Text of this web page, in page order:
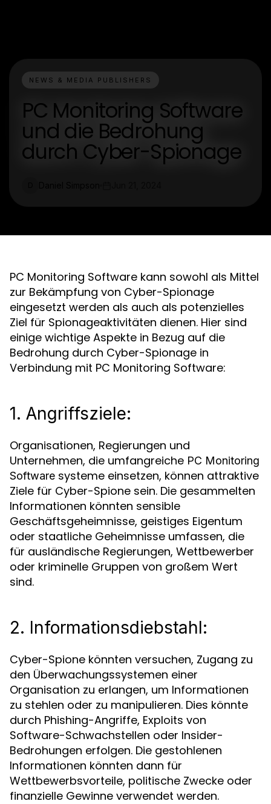
NEWS & MEDIA PUBLISHERS
PC Monitoring Software
und die Bedrohung
durch Cyber-Spionage
PC Monitoring Software kann sowohl als Mittel
zur Bekämpfung von Cyber-Spionage
eingesetzt werden als auch als potenzielles
Ziel für Spionageaktivitäten dienen. Hier sind
einige wichtige Aspekte in Bezug auf die
Bedrohung durch Cyber-Spionage in
Verbindung mit PC Monitoring Software:
1. Angriffsziele:
Organisationen, Regierungen und
Unternehmen, die umfangreiche PC Monitoring
Software systeme einsetzen, können attraktive
Ziele für Cyber-Spione sein. Die gesammelten
Informationen könnten sensible
Geschäftsgeheimnisse, geistiges Eigentum
oder staatliche Geheimnisse umfassen, die
für ausländische Regierungen, Wettbewerber
oder kriminelle Gruppen von großem Wert
sind.
2. Informationsdiebstahl:
Cyber-Spione könnten versuchen, Zugang zu
den Überwachungssystemen einer
Organisation zu erlangen, um Informationen
zu stehlen oder zu manipulieren. Dies könnte
durch Phishing-Angriffe, Exploits von
Software-Schwachstellen oder Insider-
Bedrohungen erfolgen. Die gestohlenen
Informationen könnten dann für
Wettbewerbsvorteile, politische Zwecke oder
finanzielle Gewinne verwendet werden.